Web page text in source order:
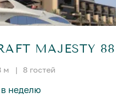
MAJESTY 88
м | 8 гостей
неделю